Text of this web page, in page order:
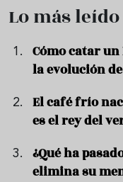
Lo más leído
Cómo catar
la evolución
El café frío
es el rey del
¿Qué ha
elimina su